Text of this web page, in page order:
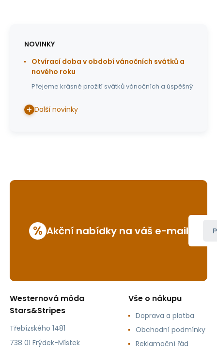
NOVINKY
Otvírací doba v období vánočních svátků a
nového roku
Přejeme krásné prožití svátků vánočních a úspěšný
Další novinky
% Akční nabídky na váš e-mail
Westernová móda
Stars&Stripes
Třebízského 1481
738 01 Frýdek-Místek
Vše o nákupu
Doprava a platba
Obchodní podmínky
Reklamační řád